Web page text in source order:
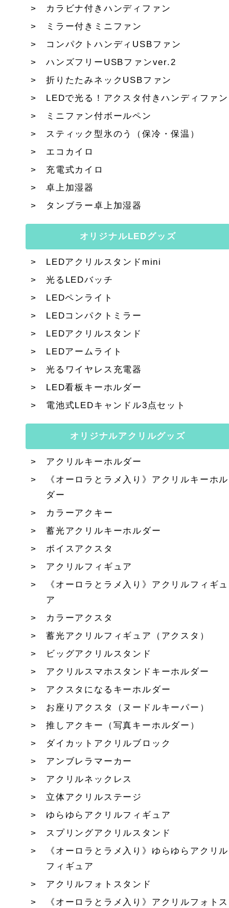
カラビナ付きハンディファン
ミラー付きミニファン
コンパクトハンディUSBファン
ハンズフリーUSBファンver.2
折りたたみネックUSBファン
LEDで光る！アクスタ付きハンディファン
ミニファン付ボールペン
スティック型氷のう（保冷・保温）
エコカイロ
充電式カイロ
卓上加湿器
タンブラー卓上加湿器
オリジナルLEDグッズ
LEDアクリルスタンドmini
光るLEDバッチ
LEDペンライト
LEDコンパクトミラー
LEDアクリルスタンド
LEDアームライト
光るワイヤレス充電器
LED看板キーホルダー
電池式LEDキャンドル3点セット
オリジナルアクリルグッズ
アクリルキーホルダー
《オーロラとラメ入り》アクリルキーホル
ダー
カラーアクキー
蓄光アクリルキーホルダー
ボイスアクスタ
アクリルフィギュア
《オーロラとラメ入り》アクリルフィギュ
ア
カラーアクスタ
蓄光アクリルフィギュア（アクスタ）
ビッグアクリルスタンド
アクリルスマホスタンドキーホルダー
アクスタになるキーホルダー
お座りアクスタ（ヌードルキーパー）
推しアクキー（写真キーホルダー）
ダイカットアクリルブロック
アンブレラマーカー
アクリルネックレス
立体アクリルステージ
ゆらゆらアクリルフィギュア
スプリングアクリルスタンド
《オーロラとラメ入り》ゆらゆらアクリル
フィギュア
アクリルフォトスタンド
《オーロラとラメ入り》アクリルフォトス